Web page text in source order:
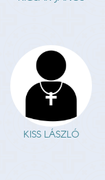
KISS LÁSZLÓ